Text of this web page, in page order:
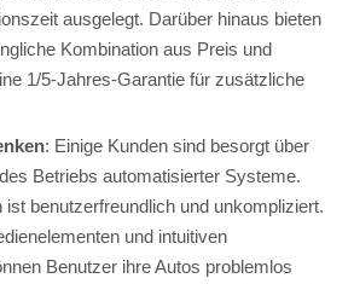
ausgelegt. Darüber hinaus bieten
Kombination aus Preis und
1/5-Jahres-Garantie für zusätzliche
: Einige Kunden sind besorgt über
Betriebs automatisierter Systeme.
ist benutzerfreundlich und unkompliziert.
und intuitiven
Benutzer ihre Autos problemlos